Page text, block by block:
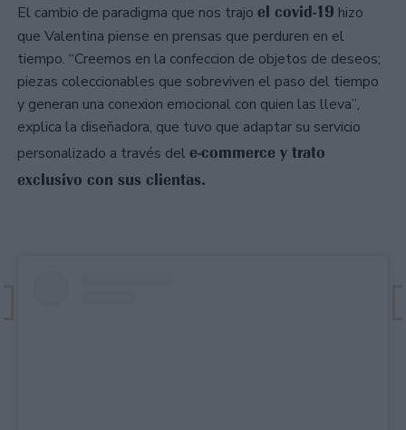
El cambio de paradigma que nos trajo el covid-19 hizo
que Valentina piense en prensas que perduren en el
tiempo. “Creemos en la confeccion de objetos de deseos;
piezas coleccionables que sobreviven el paso del tiempo
y generan una conexion emocional con quien las lleva”,
explica la diseñadora, que tuvo que adaptar su servicio
personalizado a través del e-commerce y trato
exclusivo con sus clientas.